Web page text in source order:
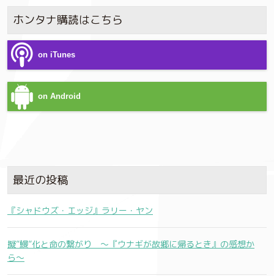
ホンタナ購読はこちら
on iTunes
on Android
最近の投稿
『シャドウズ・エッジ』ラリー・ヤン
擬”鰻”化と命の繋がり 〜『ウナギが故郷に帰るとき』の感想か
ら〜